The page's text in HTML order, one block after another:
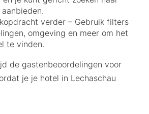
verder – Gebruik filters
omgeving en meer om het
te vinden.
de gastenbeoordelingen voor
je je hotel in Lechaschau